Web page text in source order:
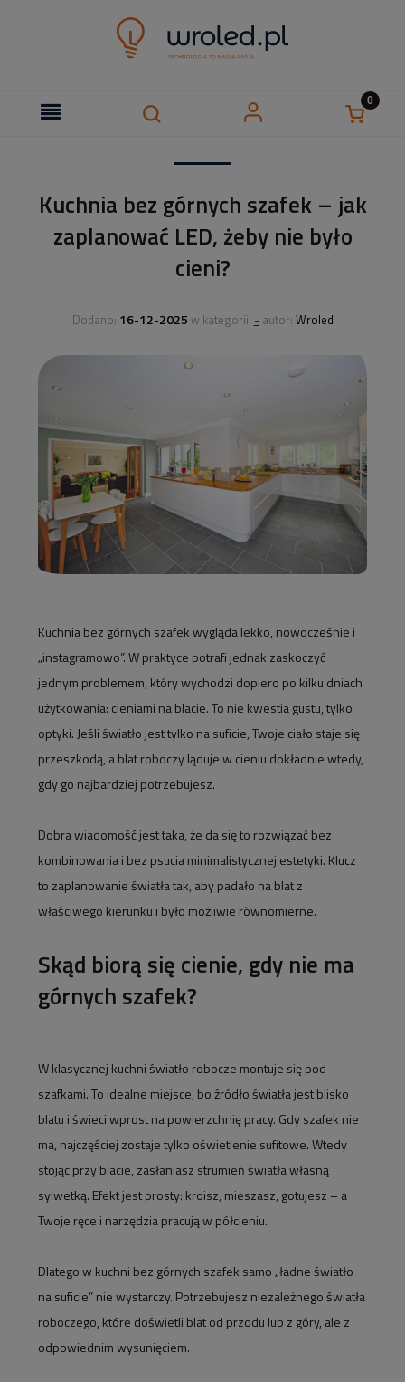
Kuchnia bez górnych szafek – jak
zaplanować LED, żeby nie było
cieni?
Dodano: 16-12-2025 w kategorii: - autor: Wroled
Kuchnia bez górnych szafek wygląda lekko, nowocześnie i
„instagramowo”. W praktyce potrafi jednak zaskoczyć
jednym problemem, który wychodzi dopiero po kilku dniach
użytkowania: cieniami na blacie. To nie kwestia gustu, tylko
optyki. Jeśli światło jest tylko na suficie, Twoje ciało staje się
przeszkodą, a blat roboczy ląduje w cieniu dokładnie wtedy,
gdy go najbardziej potrzebujesz.
Dobra wiadomość jest taka, że da się to rozwiązać bez
kombinowania i bez psucia minimalistycznej estetyki. Klucz
to zaplanowanie światła tak, aby padało na blat z
właściwego kierunku i było możliwie równomierne.
Skąd biorą się cienie, gdy nie ma
górnych szafek?
W klasycznej kuchni światło robocze montuje się pod
szafkami. To idealne miejsce, bo źródło światła jest blisko
blatu i świeci wprost na powierzchnię pracy. Gdy szafek nie
ma, najczęściej zostaje tylko oświetlenie sufitowe. Wtedy
stojąc przy blacie, zasłaniasz strumień światła własną
sylwetką. Efekt jest prosty: kroisz, mieszasz, gotujesz – a
Twoje ręce i narzędzia pracują w półcieniu.
Dlatego w kuchni bez górnych szafek samo „ładne światło
na suficie” nie wystarczy. Potrzebujesz niezależnego światła
roboczego, które doświetli blat od przodu lub z góry, ale z
odpowiednim wysunięciem.